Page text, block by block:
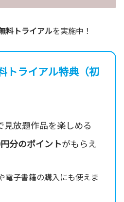
料トライアルを実施中！
トライアル特典（初
見放題作品を楽しめる
分のポイントがもらえ
電子書籍の購入にも使えま